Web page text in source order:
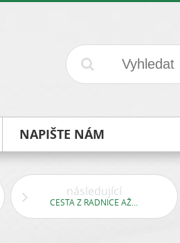
NAPIŠTE NÁM
následující